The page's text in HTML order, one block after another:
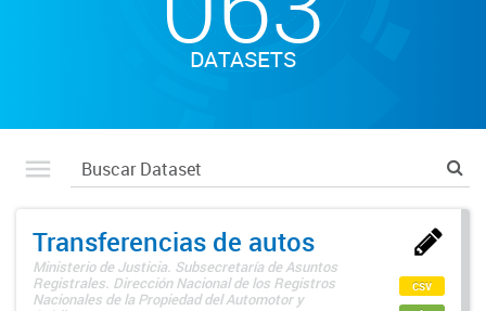
DATASETS
Transferencias de autos
Ministerio de Justicia. Subsecretaría de Asuntos
Registrales. Dirección Nacional de los Registros
Nacionales de la Propiedad del Automotor y
csv